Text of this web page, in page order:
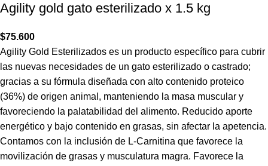
Agility gold gato esterilizado x 1.5 kg
$75.600
Agility Gold Esterilizados es un producto específico para cubrir
las nuevas necesidades de un gato esterilizado o castrado;
gracias a su fórmula diseñada con alto contenido proteico
(36%) de origen animal, manteniendo la masa muscular y
favoreciendo la palatabilidad del alimento. Reducido aporte
energético y bajo contenido en grasas, sin afectar la apetencia.
Contamos con la inclusión de L-Carnitina que favorece la
movilización de grasas y musculatura magra. Favorece la